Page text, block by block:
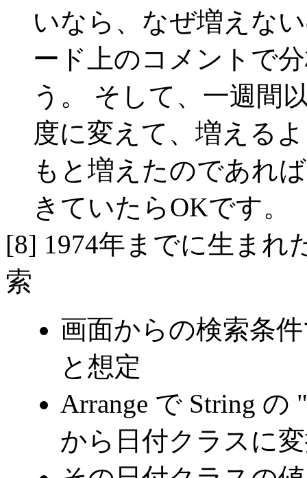
いなら、なぜ増えな
ード上のコメントで
う。 そして、一週間
度に変えて、増える
もと増えたのであれ
きていたらOKです。
[8] 1974年までに生まれ
索
画面からの検索条
と想定
Arrange で String の
から日付クラスに